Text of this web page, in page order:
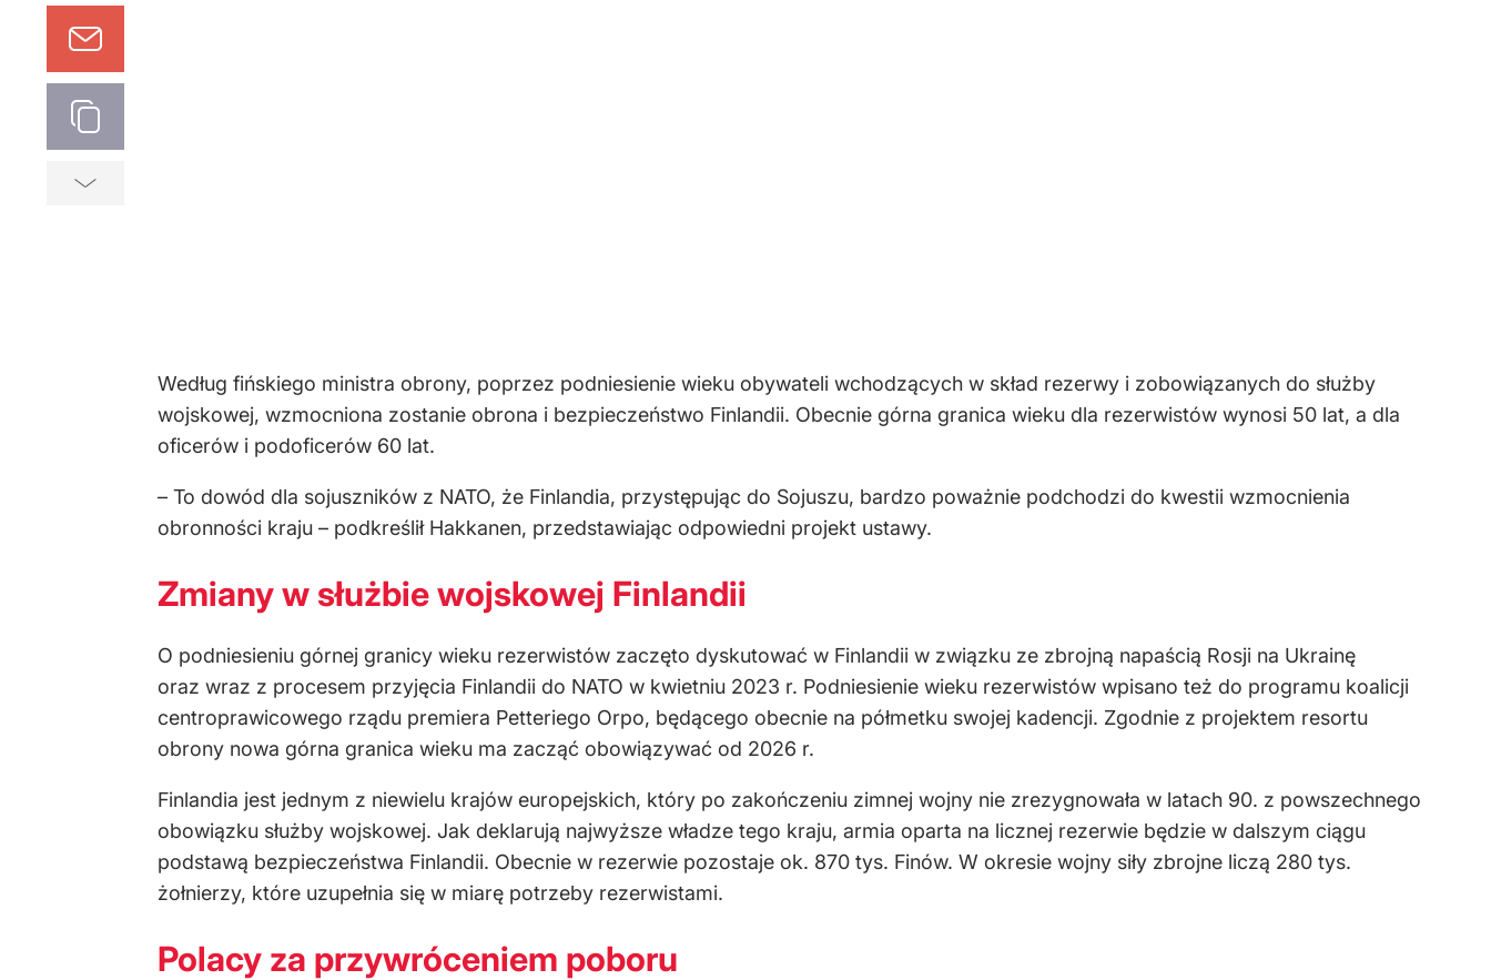
Według fińskiego ministra obrony, poprzez podniesienie wieku obywateli wchodzących w skład rezerwy i zobowiązanych do służby
wojskowej, wzmocniona zostanie obrona i bezpieczeństwo Finlandii. Obecnie górna granica wieku dla rezerwistów wynosi 50 lat, a dla
oficerów i podoficerów 60 lat.
– To dowód dla sojuszników z NATO, że Finlandia, przystępując do Sojuszu, bardzo poważnie podchodzi do kwestii wzmocnienia
obronności kraju – podkreślił Hakkanen, przedstawiając odpowiedni projekt ustawy.
Zmiany w służbie wojskowej Finlandii
O podniesieniu górnej granicy wieku rezerwistów zaczęto dyskutować w Finlandii w związku ze zbrojną napaścią Rosji na Ukrainę
oraz wraz z procesem przyjęcia Finlandii do NATO w kwietniu 2023 r. Podniesienie wieku rezerwistów wpisano też do programu koalicji
centroprawicowego rządu premiera Petteriego Orpo, będącego obecnie na półmetku swojej kadencji. Zgodnie z projektem resortu
obrony nowa górna granica wieku ma zacząć obowiązywać od 2026 r.
Finlandia jest jednym z niewielu krajów europejskich, który po zakończeniu zimnej wojny nie zrezygnowała w latach 90. z powszechnego
obowiązku służby wojskowej. Jak deklarują najwyższe władze tego kraju, armia oparta na licznej rezerwie będzie w dalszym ciągu
podstawą bezpieczeństwa Finlandii. Obecnie w rezerwie pozostaje ok. 870 tys. Finów. W okresie wojny siły zbrojne liczą 280 tys.
żołnierzy, które uzupełnia się w miarę potrzeby rezerwistami.
Polacy za przywróceniem poboru